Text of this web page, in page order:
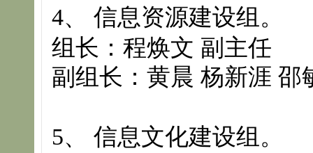
4、 信息资源建设组。
组长：程焕文 副主任
副组长 ：黄晨 杨新涯
5、 信息文化建设组。